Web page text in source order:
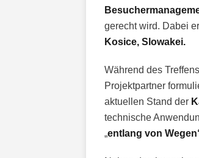
gerecht wird. Dabei
Kosice, Slowakei.
Während des
Projektpartner
aktuellen Stand der
technische
„entlang von